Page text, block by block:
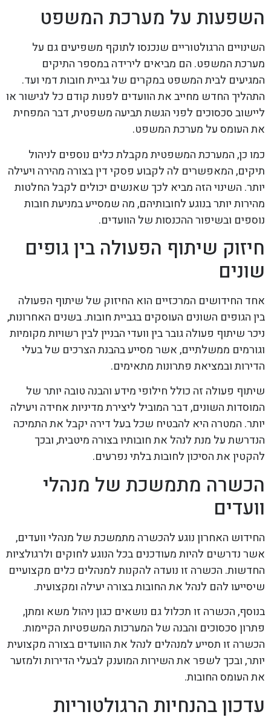
השפעות על מערכת המשפט
השינויים הרגולטוריים שנכנסו לתוקף משפיעים גם על
מערכת המשפט. הם מביאים לירידה במספר התיקים
המגיעים לבית המשפט במקרים של גביית חובות דמי ועד.
התהליך החדש מחייב את הוועדים לפנות קודם כל לגישור או
ליישוב סכסוכים לפני הגשת תביעה משפטית, דבר המפחית
את העומס על מערכת המשפט.
כמו כן, המערכת המשפטית מקבלת כלים נוספים לניהול
תיקים, המאפשרים לה לקבוע פסקי דין בצורה מהירה ויעילה
יותר. השינוי הזה מביא לכך שאנשים יכולים לקבל החלטות
מהירות יותר בנוגע לחובותיהם, מה שמסייע במניעת חובות
נוספים ובשיפור ההכנסות של הוועדים.
חיזוק שיתוף הפעולה בין גופים
שונים
אחד החידושים המרכזיים הוא החיזוק של שיתוף הפעולה
בין הגופים השונים העוסקים בגביית חובות. בשנים האחרונות,
ניכר שיתוף פעולה גובר בין וועדי הבניין לבין רשויות מקומיות
וגורמים ממשלתיים, אשר מסייע בהבנת הצרכים של בעלי
הדירות ובמציאת פתרונות מתאימים.
שיתוף פעולה זה כולל חילופי מידע והבנה טובה יותר של
המוסדות השונים, דבר המוביל ליצירת מדיניות אחידה ויעילה
יותר. המטרה היא להבטיח שכל בעל דירה יקבל את התמיכה
הנדרשת על מנת לנהל את חובותיו בצורה מיטבית, ובכך
להקטין את הסיכון לחובות בלתי נפרעים.
הכשרה מתמשכת של מנהלי
וועדים
החידוש האחרון נוגע להכשרה מתמשכת של מנהלי וועדים,
אשר נדרשים להיות מעודכנים בכל הנוגע לחוקים ולרגולציות
החדשות. הכשרה זו נועדה להקנות למנהלים כלים מקצועיים
שיסייעו להם לנהל את החובות בצורה יעילה ומקצועית.
בנוסף, הכשרה זו תכלול גם נושאים כגון ניהול משא ומתן,
פתרון סכסוכים והבנה של המערכות המשפטיות הקיימות.
הכשרה זו תסייע למנהלים לנהל את הוועדים בצורה מקצועית
יותר, ובכך לשפר את השירות המוענק לבעלי הדירות ולמזער
את העומס החובות.
עדכון בהנחיות הרגולטוריות